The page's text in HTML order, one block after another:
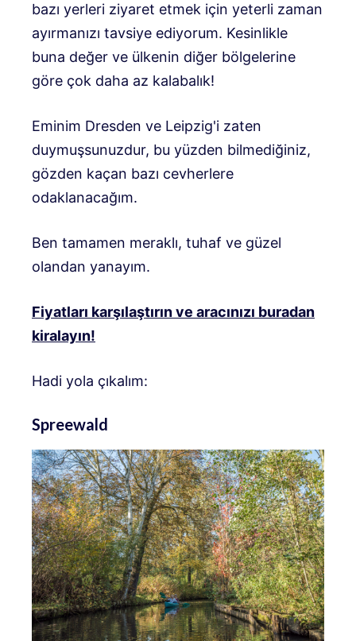
bazı yerleri ziyaret etmek için yeterli zaman
ayırmanızı tavsiye ediyorum. Kesinlikle
buna değer ve ülkenin diğer bölgelerine
göre çok daha az kalabalık!
Eminim Dresden ve Leipzig'i zaten
duymuşsunuzdur, bu yüzden bilmediğiniz,
gözden kaçan bazı cevherlere
odaklanacağım.
Ben tamamen meraklı, tuhaf ve güzel
olandan yanayım.
Fiyatları karşılaştırın ve aracınızı buradan
kiralayın!
Hadi yola çıkalım:
Spreewald